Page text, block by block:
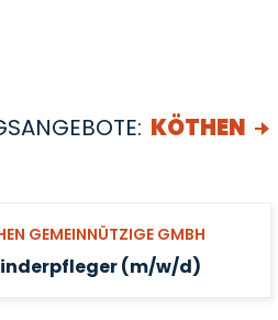
KÖTHEN
GEMEINNÜTZIGE GMBH
(m/w/d)